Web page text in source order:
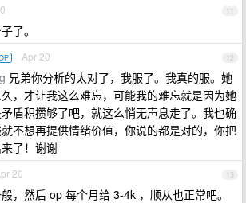
11
了。
12
Apr 20
兄弟你分析的太对了，我服了。我真的服。她
，才让我这么难忘，可能我的难忘就是因为她
盾积攒够了吧，就这么悄无声息走了。我也确
不想再提供情绪价值，你说的都是对的，你把
了！谢谢
13
20
，然后 op 每个月给 3-4k ，顺从也正常吧。